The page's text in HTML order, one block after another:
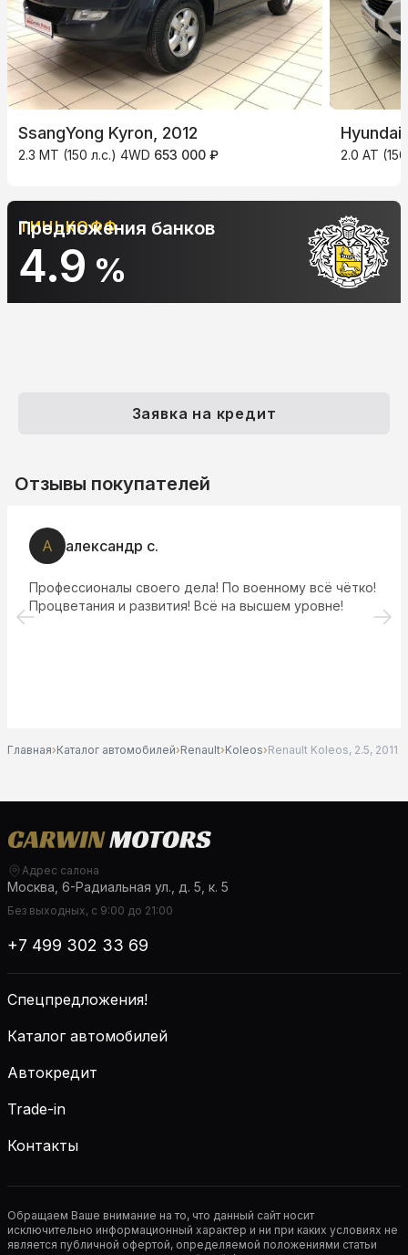
SsangYong Kyron, 2012
2.3 MT (150 л.с.) 4WD 653 000 ₽
Hyundai
2.0 AT
ТИНЬКОФФ
4.9 %
Предложения банков
Заявка на кредит
Отзывы покупателей
А александр с.
Профессионалы своего дела! По военному всё чётко!
Процветания и развития! Всё на высшем уровне!
Главная›Каталог автомобилей›Renault›Koleos›Renault Koleos, 2.5, 2011
Адрес салона
Москва, 6-Радиальная ул., д. 5, к. 5
Без выходных, с 9:00 до 21:00
+7 499 302 33 69
Спецпредложения!
Каталог автомобилей
Автокредит
Trade-in
Контакты
Обращаем Ваше внимание на то, что данный сайт носит
исключительно информационный характер и ни при каких условиях не
является публичной офертой, определяемой положениями статьи